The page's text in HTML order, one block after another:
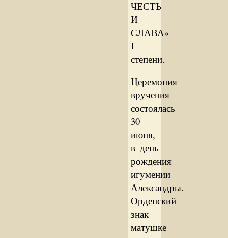
ЧЕСТЬ
И
СЛАВА»
I
степени.
Церемония
вручения
состоялась
30
июня,
в день
рождения
игумении
Александры.
Орденский
знак
матушке